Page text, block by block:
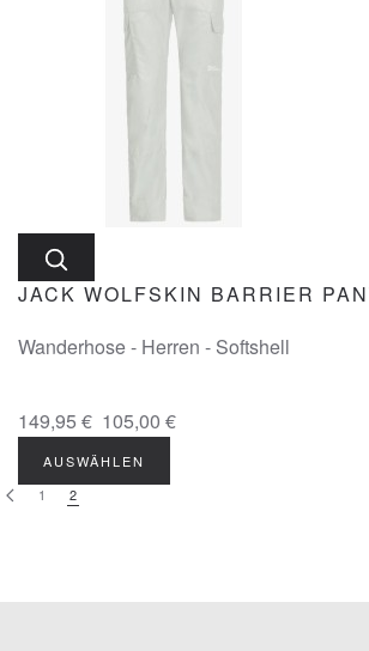
JACK WOLFSKIN BARRIER
Wanderhose - Herren - Softshell
149,95 € 105,00 €
AUSWÄHLEN
1
2